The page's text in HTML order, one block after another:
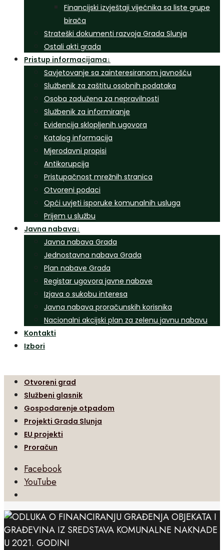
Financijski izvještaji vijećnika sa liste grupe
birača
Strateški dokumenti razvoja Grada Slunja
Ostali akti grada
Pristup informacijama↓
Savjetovanje sa zainteresiranom javnošću
Službenik za zaštitu osobnih podataka
Osoba zadužena za nepravilnosti
Službenik za informiranje
Evidencija sklopljenih ugovora
Katalog informacija
Mjerodavni propisi
Antikorupcija
Pristupačnost mrežnih stranica
Otvoreni podaci
Opći uvjeti isporuke komunalnih usluga
Prijem u službu
Javna nabava↓
Javna nabava Grada
Jednostavna nabava Grada
Plan nabave Grada
Registar ugovora javne nabave
Izjava o sukobu interesa
Javna nabava proračunskih korisnika
Nacionalni akcijski plan za zelenu javnu nabavu
Kontakti
Izbori
Otvoreni grad
Službeni glasnik
Gospodarenje otpadom
Projekti Grada Slunja
EU projekti
Proračun
Facebook
YouTube
Search
Window